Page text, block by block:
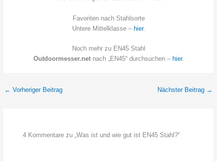
Favoriten nach Stahlsorte
Untere Mittelklasse – hier.
Noch mehr zu EN45 Stahl
Outdoormesser.netnach „EN45“ durchsuchen – hier.
← Vorheriger Beitrag Nächster Beitrag →
4 Kommentare zu „Was ist und wie gut ist EN45 Stahl?“